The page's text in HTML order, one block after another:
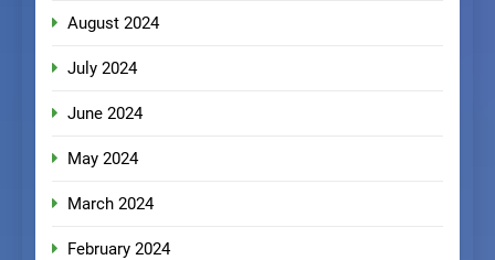
August 2024
July 2024
June 2024
May 2024
March 2024
February 2024